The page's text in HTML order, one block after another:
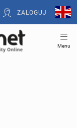
ZALOGUJ
Menu